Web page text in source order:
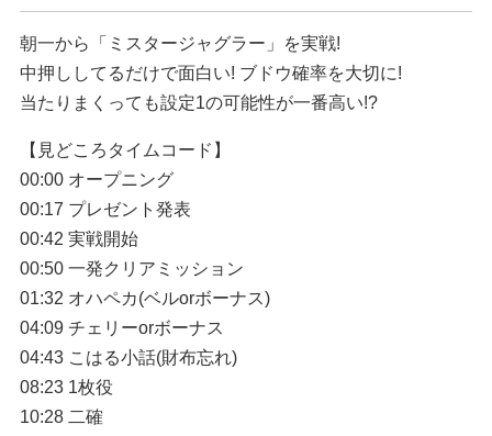
朝一から「ミスタージャグラー」を実戦!
中押ししてるだけで面白い! ブドウ確率を大切に!
当たりまくっても設定1の可能性が一番高い!?
【見どころタイムコード】
00:00 オープニング
00:17 プレゼント発表
00:42 実戦開始
00:50 一発クリアミッション
01:32 オハペカ(ベルorボーナス)
04:09 チェリーorボーナス
04:43 こはる小話(財布忘れ)
08:23 1枚役
10:28 二確